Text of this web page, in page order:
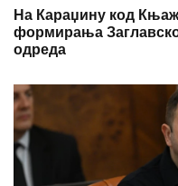
На Караџину код
формирања
одреда